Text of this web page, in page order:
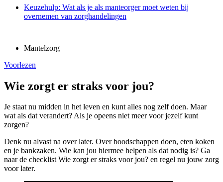
Keuzehulp: Wat als je als manteorger moet weten bij
overnemen van zorghandelingen
Mantelzorg
Voorlezen
Wie zorgt er straks voor jou?
Je staat nu midden in het leven en kunt alles nog zelf doen. Maar
wat als dat verandert? Als je opeens niet meer voor jezelf kunt
zorgen?
Denk nu alvast na over later. Over boodschappen doen, eten koken
en je bankzaken. Wie kan jou hiermee helpen als dat nodig is? Ga
naar de checklist Wie zorgt er straks voor jou? en regel nu jouw zorg
voor later.